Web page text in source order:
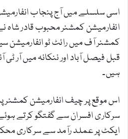
اسی سلسلے میں آج پنجاب
انفارمیشن کمشنر محبوب قادر شاہ
کمشنر آف میں رائٹ ٹو انفارمیشن
قبل فیصل آباد اور ننکانہ میں آر
ہیں۔
اس موقع پر چیف انفارمیشن کمشنر
سرکاری افسران سے گفتگو کرتے
ایکٹ پر عملد رآمد سے سرکاری